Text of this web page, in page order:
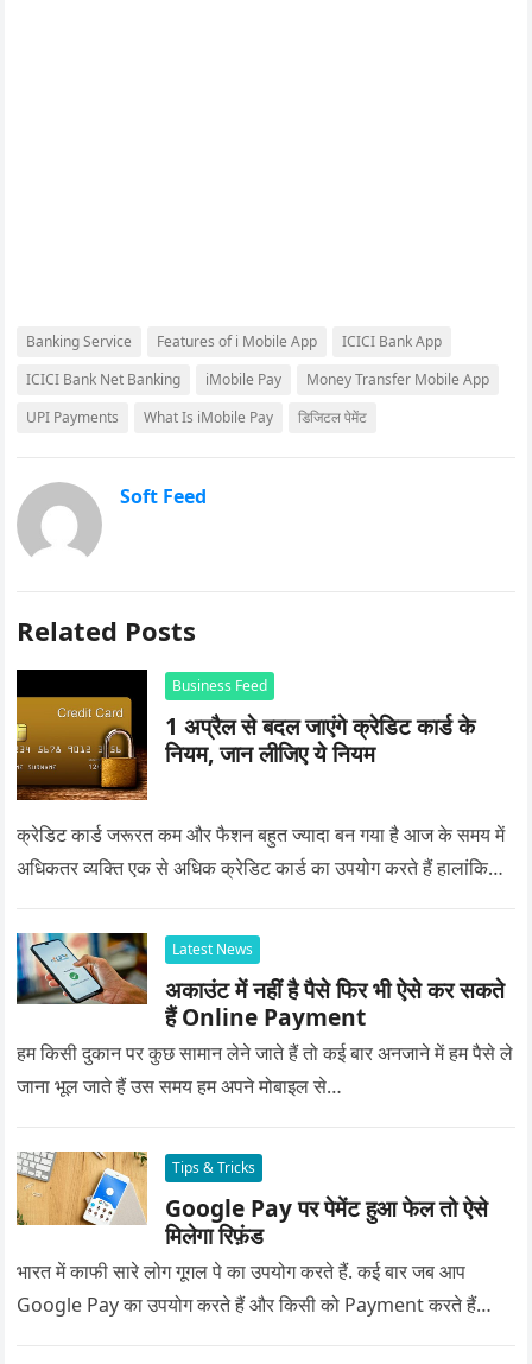
Banking Service Features of i Mobile App
ICICI Bank App
ICICI Bank Net Banking
iMobile Pay
Money Transfer Mobile App
UPI Payments
What Is iMobile Pay डिजिटल पेमेंट
Soft Feed
Related Posts
Business Feed
1 अप्रैल से बदल जाएंगे क्रेडिट कार्ड के
नियम, जान लीजिए ये नियम
क्रेडिट कार्ड जरूरत कम और फैशन बहुत ज्यादा बन गया है आज के समय में
अधिकतर व्यक्ति एक से अधिक क्रेडिट कार्ड का उपयोग करते हैं हालांकि…
Latest News
अकाउंट में नहीं है पैसे फिर भी ऐसे कर सकते
हैं Online Payment
हम किसी दुकान पर कुछ सामान लेने जाते हैं तो कई बार अनजाने में हम पैसे ले
जाना भूल जाते हैं उस समय हम अपने मोबाइल से…
Tips & Tricks
Google Pay पर पेमेंट हुआ फेल तो ऐसे
मिलेगा रिफ़ंड
भारत में काफी सारे लोग गूगल पे का उपयोग करते हैं. कई बार जब आप
Google Pay का उपयोग करते हैं और किसी को Payment करते हैं…